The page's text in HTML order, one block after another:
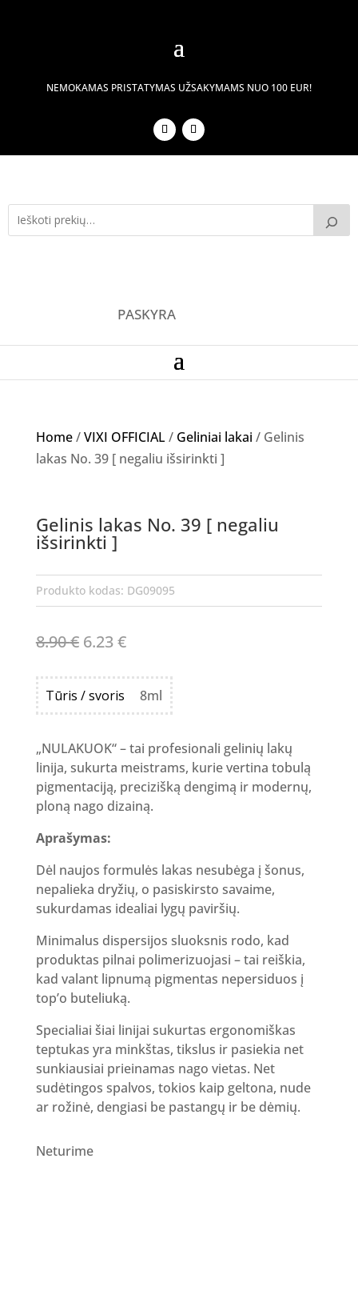
NEMOKAMAS PRISTATYMAS UŽSAKYMAMS NUO 100 EUR!
PASKYRA
Home/VIXI OFFICIAL/ Geliniai lakai / Gelinis
lakas No. 39 [ negaliu išsirinkti ]
NETURIME
Gelinis lakas No. 39 [ negaliu
išsirinkti ]
Produkto kodas: DG09095
8.90€ Original
was:
8.90 €.
6.23€Current
is:
6.23 €.
Tūris / svoris 8ml
„NULAKUOK“ – tai profesionali gelinių lakų
linija, sukurta meistrams, kurie vertina tobulą
pigmentaciją, precizišką dengimą ir modernų,
ploną nago dizainą.
Aprašymas:
Dėl naujos formulės lakas nesubėga į šonus,
nepalieka dryžių, o pasiskirsto savaime,
sukurdamas idealiai lygų paviršių.
Minimalus dispersijos sluoksnis rodo, kad
produktas pilnai polimerizuojasi – tai reiškia,
kad valant lipnumą pigmentas nepersiduos į
top’o buteliuką.
Specialiai šiai linijai sukurtas ergonomiškas
teptukas yra minkštas, tikslus ir pasiekia net
sunkiausiai prieinamas nago vietas. Net
sudėtingos spalvos, tokios kaip geltona, nude
ar rožinė, dengiasi be pastangų ir be dėmių.
Neturime